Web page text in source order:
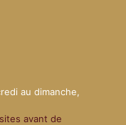
au dimanche,
avant de